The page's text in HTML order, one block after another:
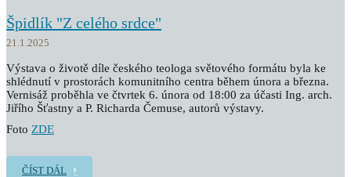
Špidlík "Z celého srdce"
21.1.2025
Výstava o životě díle českého teologa světového formátu byla ke
shlédnutí v prostorách komunitního centra během února a března.
Vernisáž proběhla ve čtvrtek 6. února od 18:00 za účasti Ing. arch.
Jiřího Šťastny a P. Richarda Čemuse, autorů výstavy.
Foto ZDE
ČÍST DÁL